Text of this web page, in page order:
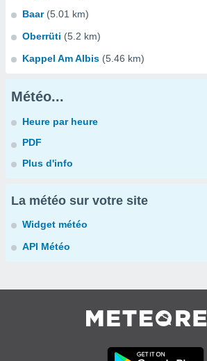
Baar (5.01 km)
Oberrüti (5.2 km)
Kappel Am Albis (5.46 km)
Météo...
Heure par heure
PDF
Plus d'info
La météo sur votre site
Widget météo
API Météo